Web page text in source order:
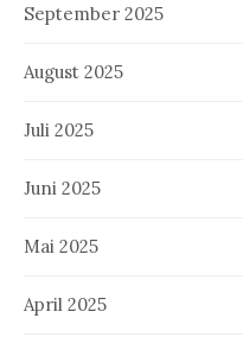
September 2025
August 2025
Juli 2025
Juni 2025
Mai 2025
April 2025